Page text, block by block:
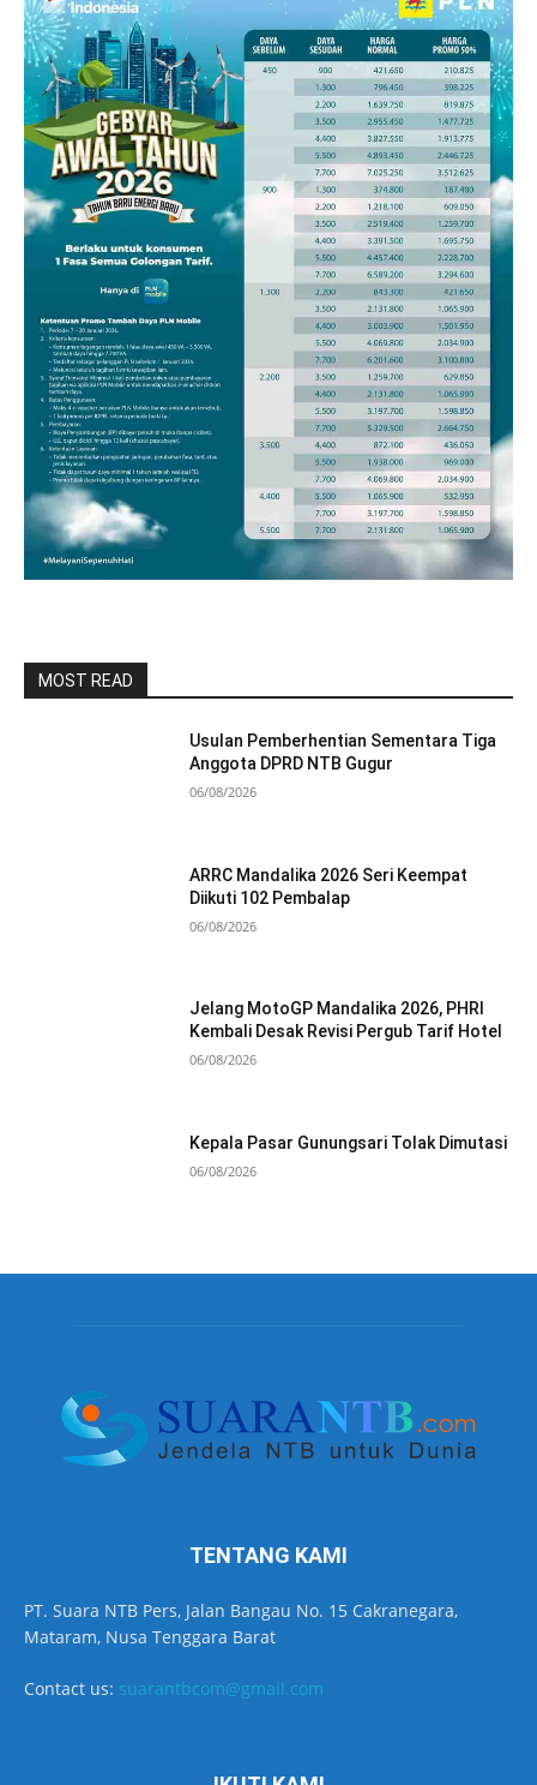
MOST READ
Usulan Pemberhentian Sementara Tiga
Anggota DPRD NTB Gugur
06/08/2026
ARRC Mandalika 2026 Seri Keempat
Diikuti 102 Pembalap
06/08/2026
Jelang MotoGP Mandalika 2026, PHRI
Kembali Desak Revisi Pergub Tarif Hotel
06/08/2026
Kepala Pasar Gunungsari Tolak Dimutasi
06/08/2026
TENTANG KAMI
PT. Suara NTB Pers, Jalan Bangau No. 15 Cakranegara,
Mataram, Nusa Tenggara Barat
Contact us: suarantbcom@gmail.com